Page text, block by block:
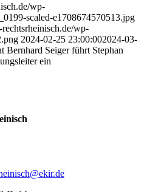
wp-
scaled-e1708674570513.jpg
wp-
2024-02-25 23:00:002024-03-
Bernhard Seiger führt Stephan
ein